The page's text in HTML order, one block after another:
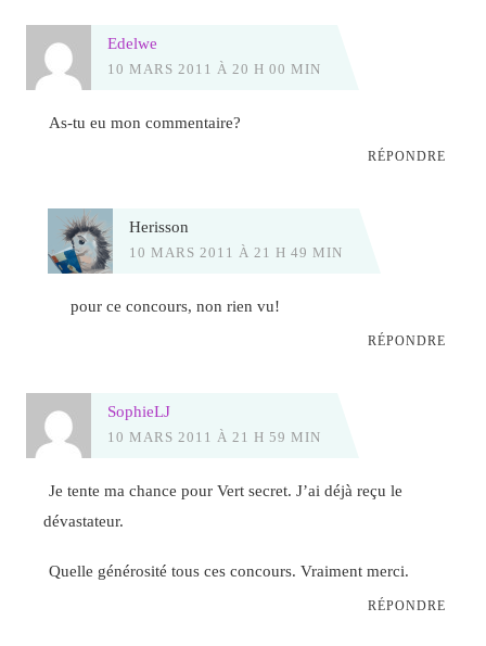
Edelwe
10 MARS 2011 À 20 H 00 MIN
As-tu eu mon commentaire?
RÉPONDRE
Herisson
10 MARS 2011 À 21 H 49 MIN
pour ce concours, non rien vu!
RÉPONDRE
SophieLJ
10 MARS 2011 À 21 H 59 MIN
Je tente ma chance pour Vert secret. J’ai déjà reçu le
dévastateur.
Quelle générosité tous ces concours. Vraiment merci.
RÉPONDRE